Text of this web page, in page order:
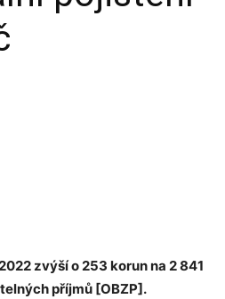
zvýší o 253 korun na 2 841
příjmů [OBZP].